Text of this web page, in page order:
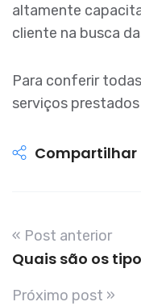
altamente
cliente na busca
Para conferir
serviços prestados
Compartilhar
« Post anterior
Quais são os
Próximo post »